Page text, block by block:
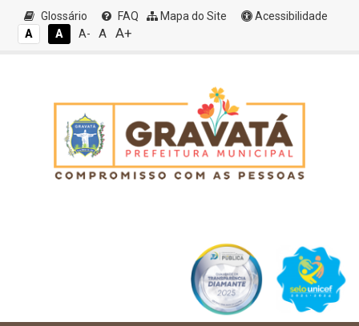
Glossário FAQ Mapa do Site
Acessibilidade
A
A A- A A+